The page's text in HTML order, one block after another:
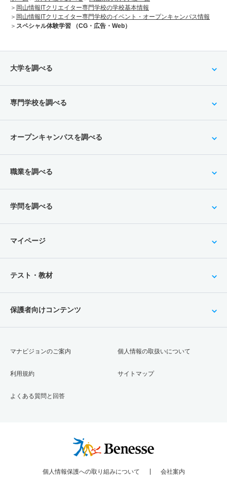
岡山情報ITクリエイター専門学校の学校基本情報
岡山情報ITクリエイター専門学校のイベント・オープンキャンパス情報
スペシャル体験学習 （CG・広告・Web）
大学を調べる
専門学校を調べる
オープンキャンパスを調べる
職業を調べる
学問を調べる
マイページ
テスト・教材
保護者向けコンテンツ
マナビジョンのご案内
利用規約
よくある質問と回答
個人情報の取扱いについて
サイトマップ
個人情報保護への取り組みについて 会社案内